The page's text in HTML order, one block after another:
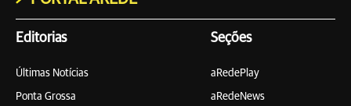
Editorias
Últimas Notícias
Ponta Grossa
Seções
aRedePlay
aRedeNews